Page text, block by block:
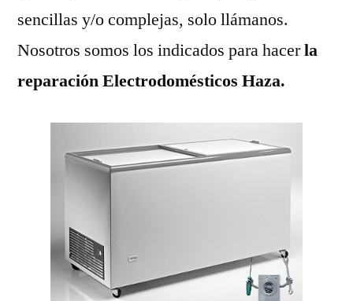
sencillas y/o complejas, solo llámanos.
Nosotros somos los indicados para hacerla
reparación Electrodomésticos Haza.